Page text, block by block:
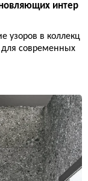
интер
узоров в коллекц
для современных